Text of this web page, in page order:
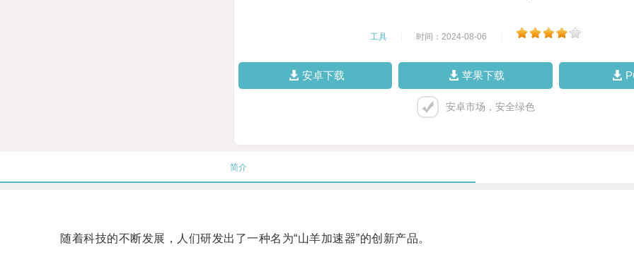
工具 时间：2024-08-06
安卓下载 苹果下载
安卓市场，安全绿色
简介
随着科技的不断发展，人们研发出了一种名为“山羊加速器”的创新产品。